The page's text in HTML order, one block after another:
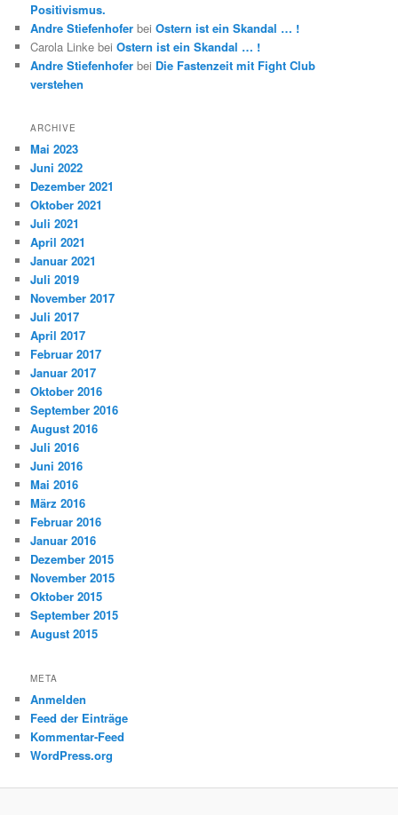
Positivismus.
Andre Stiefenhofer beiOstern ist ein Skandal … !
Carola Linke beiOstern ist ein Skandal … !
Andre Stiefenhofer bei Die Fastenzeit mit Fight Club
verstehen
ARCHIVE
Mai 2023
Juni 2022
Dezember 2021
Oktober 2021
Juli 2021
April 2021
Januar 2021
Juli 2019
November 2017
Juli 2017
April 2017
Februar 2017
Januar 2017
Oktober 2016
September 2016
August 2016
Juli 2016
Juni 2016
Mai 2016
März 2016
Februar 2016
Januar 2016
Dezember 2015
November 2015
Oktober 2015
September 2015
August 2015
META
Anmelden
Feed der Einträge
Kommentar-Feed
WordPress.org